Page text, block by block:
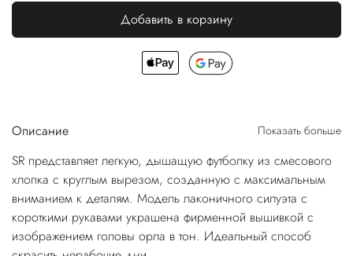
Добавить в корзину
Описание Показать больше
SR представляет легкую, дышащую футболку из смесового
хлопка с круглым вырезом, созданную с максимальным
вниманием к деталям. Модель лаконичного силуэта с
короткими рукавами украшена фирменной вышивкой с
изображением головы орла в тон. Идеальный способ